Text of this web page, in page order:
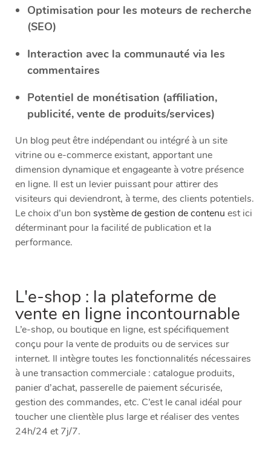
Optimisation pour les moteurs de recherche
(SEO)
Interaction avec la communauté via les
commentaires
Potentiel de monétisation (affiliation,
publicité, vente de produits/services)
Un blog peut être indépendant ou intégré à un site
vitrine ou e-commerce existant, apportant une
dimension dynamique et engageante à votre présence
en ligne. Il est un levier puissant pour attirer des
visiteurs qui deviendront, à terme, des clients potentiels.
Le choix d’un bon système de gestion de contenu est ici
déterminant pour la facilité de publication et la
performance.
L'e-shop : la plateforme de
vente en ligne incontournable
L’e-shop, ou boutique en ligne, est spécifiquement
conçu pour la vente de produits ou de services sur
internet. Il intègre toutes les fonctionnalités nécessaires
à une transaction commerciale : catalogue produits,
panier d’achat, passerelle de paiement sécurisée,
gestion des commandes, etc. C’est le canal idéal pour
toucher une clientèle plus large et réaliser des ventes
24h/24 et 7j/7.